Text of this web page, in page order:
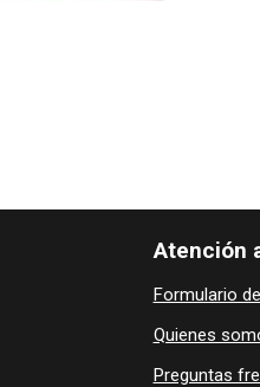
Atención
Formulario
Quienes
Preguntas